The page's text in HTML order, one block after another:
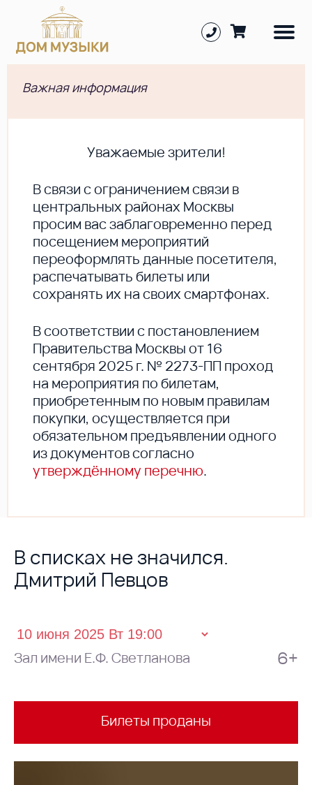
Важная информация
Уважаемые зрители!
В cвязи с ограничением связи в
центральных районах Москвы
просим вас заблаговременно перед
посещением мероприятий
переоформлять данные посетителя,
распечатывать билеты или
сохранять их на своих смартфонах.
В соответствии с постановлением
Правительства Москвы от 16
сентября 2025 г. № 2273-ПП проход
на мероприятия по билетам,
приобретенным по новым правилам
покупки, осуществляется при
обязательном предъявлении одного
из документов согласно
утверждённому перечню.
В списках не значился.
Дмитрий Певцов
Зал имени Е.Ф. Светланова 6+
Билеты проданы